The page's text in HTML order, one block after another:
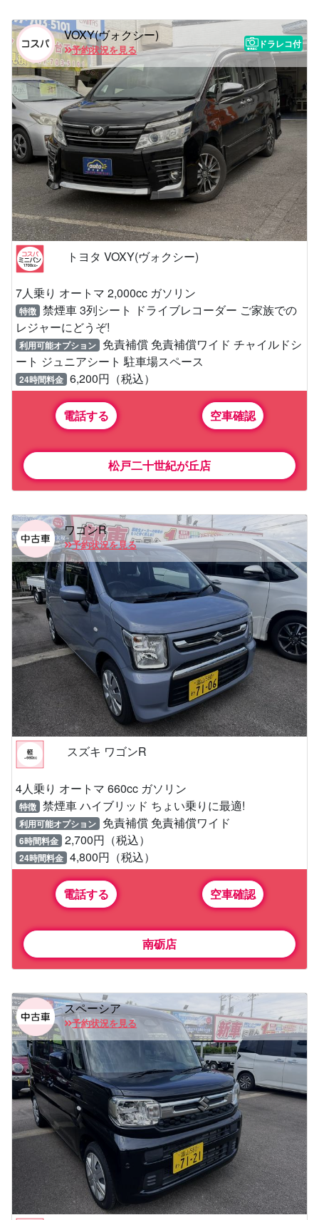
VOXY(ヴォクシー)
予約状況を見る
ドラレコ付
トヨタ VOXY(ヴォクシー)
7人乗り オートマ 2,000cc ガソリン
特徴 禁煙車 3列シート ドライブレコーダー ご家族での
レジャーにどうぞ!
利用可能オプション 免責補償 免責補償ワイド チャイルドシ
ート ジュニアシート 駐車場スペース
24時間料金 6,200円（税込）
電話する 空車確認
松戸二十世紀が丘店
ワゴンR
予約状況を見る
スズキ ワゴンR
4人乗り オートマ 660cc ガソリン
特徴 禁煙車 ハイブリッド ちょい乗りに最適!
利用可能オプション 免責補償 免責補償ワイド
6時間料金 2,700円（税込）
24時間料金 4,800円（税込）
電話する 空車確認
南砺店
スペーシア
予約状況を見る